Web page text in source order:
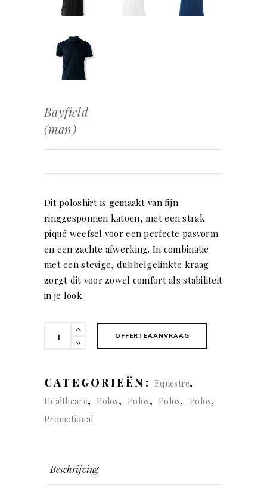
Bayfield
(man)
Dit poloshirt is gemaakt van fijn
ringgesponnen katoen, met een strak
piqué weefsel voor een perfecte pasvorm
en een zachte afwerking. In combinatie
met een stevige, dubbelgelinkte kraag
zorgt dit voor zowel comfort als stabiliteit
in je look.
OFFERTEAANVRAAG
CATEGORIEËN: Equestre,
Healthcare, Polos, Polos, Polos, Polos,
Promotional
Beschrijving